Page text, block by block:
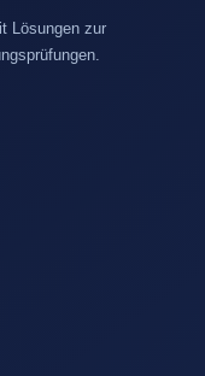
Lösungen zur